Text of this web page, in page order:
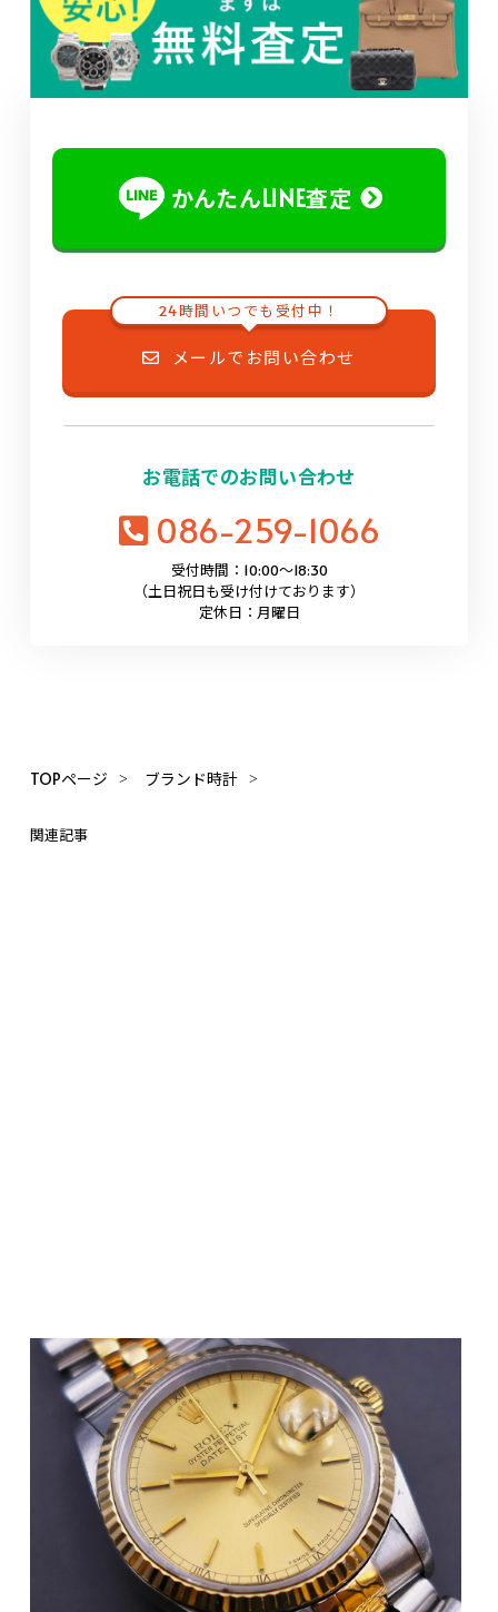
かんたんLINE査定
24時間いつでも受付中！
メールでお問い合わせ
お電話でのお問い合わせ
086-259-1066
受付時間：10:00〜18:30
（土日祝日も受け付けております）
定休日：月曜日
TOPページ ブランド時計
関連記事